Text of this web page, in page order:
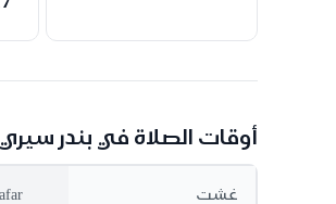
أوقات الصلاة في بندر
غشت